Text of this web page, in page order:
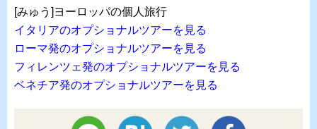
[みゅう]ヨーロッパの個人旅行
イタリアのオプショナルツアーを見る
ローマ発のオプショナルツアーを見る
フィレンツェ発のオプショナルツアーを見る
ベネチア発のオプショナルツアーを見る